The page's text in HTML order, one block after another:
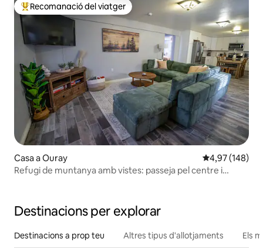
Principals recomanacions dels viatgers
Recomanació del viatger
Casa a Ouray 4,97 de
4,97 (148)
Refugi de muntanya amb vistes: passeja pel centre i
Destinacions per explorar
Destinacions a prop teu Altres tipus d'allotjaments Els